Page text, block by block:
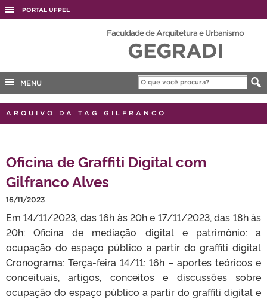
PORTAL UFPEL
EDITAIS
Faculdade de Arquitetura e Urbanismo
GEGRADI
MENU
ARQUIVO DA TAG GILFRANCO
Oficina de Graffiti Digital com
Gilfranco Alves
16/11/2023
Em 14/11/2023, das 16h às 20h e 17/11/2023, das 18h às
20h: Oficina de mediação digital e patrimônio: a
ocupação do espaço público a partir do graffiti digital
Cronograma: Terça-feira 14/11: 16h – aportes teóricos e
conceituais, artigos, conceitos e discussões sobre
ocupação do espaço público a partir do graffiti digital e